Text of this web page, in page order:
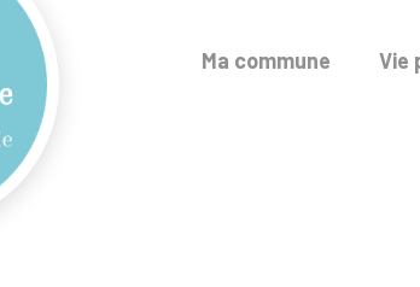
Ma commune Vie